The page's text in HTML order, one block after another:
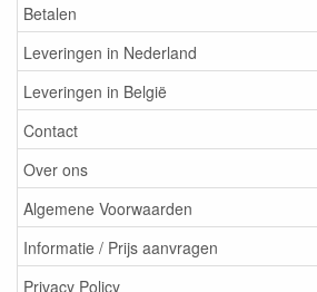
Betalen
Leveringen in Nederland
Leveringen in België
Contact
Over ons
Algemene Voorwaarden
Informatie / Prijs aanvragen
Privacy Policy